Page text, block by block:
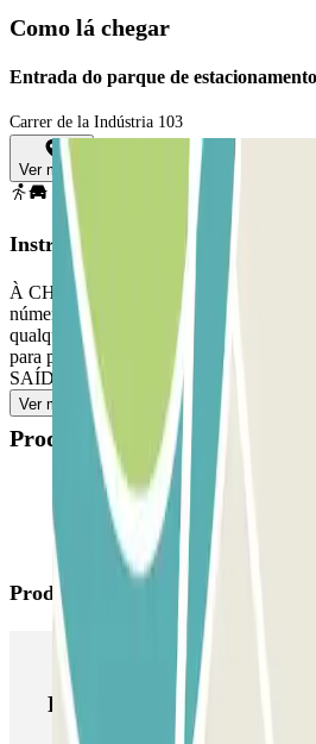
Como lá chegar
Entrada do parque de estacionamento
Carrer de la Indústria 103
Ver mapa
Instruções
À CHEGADA: Chamar o
número de reserva Parclick para abrir a
qualquer lugar livre. À SUA SAÍDA:
para poder sair. SE O SEU PASSE
SAÍDA ILIMITADAS: Siga o mesmo
Ver mais
Produtos disponíveis
Produtos Parclick
Produtos Parclick